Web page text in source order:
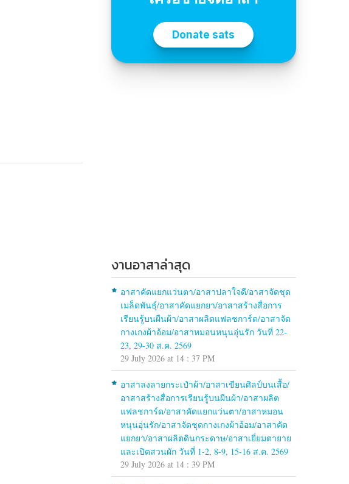
งานอาสาล่าสุด
อาสาคัดแยกแว่นตา/อาสาปลาใจดี/อาสาจัดชุด
เมล็ดพันธุ์/อาสาคัดแยกยา/อาสาสร้างสื่อการ
เรียนรู้บนผืนผ้า/อาสาผลิตแฟลชการ์ด/อาสาจัด
กางเกงผ้าอ้อม/อาสาหมอนหนุนอุ่นรัก วันที่ 22-
23, 29-30 ส.ค. 2569
29 July 2026 at 14 : 37 PM
อาสาลงลายกระเป๋าผ้า/อาสาเขียนศิลป์บนเสื้อ/
อาสาสร้างสื่อการเรียนรู้บนผืนผ้า/อาสาผลิต
แฟลชการ์ด/อาสาคัดแยกแว่นตา/อาสาหมอน
หนุนอุ่นรัก/อาสาจัดชุดกางเกงผ้าอ้อม/อาสาคัด
แยกยา/อาสาผลิตดินกระดาษ/อาสาเยี่ยมตายาย
และเปิดสวนผัก วันที่ 1-2, 8-9, 15-16 ส.ค. 2569
29 July 2026 at 14 : 39 PM